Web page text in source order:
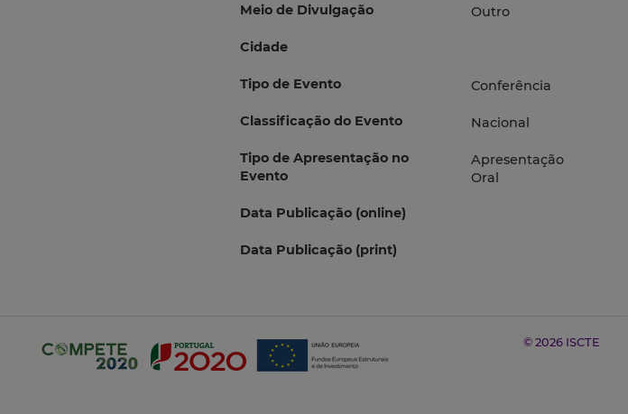
Meio de Divulgação Outro
Cidade
Tipo de Evento Conferência
Classificação do Evento Nacional
Tipo de Apresentação no
Evento
Apresentação
Oral
Data Publicação (online)
Data Publicação (print)
© 2026 ISCTE